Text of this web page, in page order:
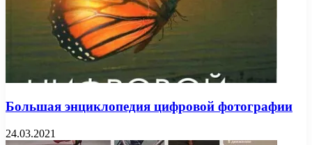
Большая энциклопедия цифровой фотографии
24.03.2021